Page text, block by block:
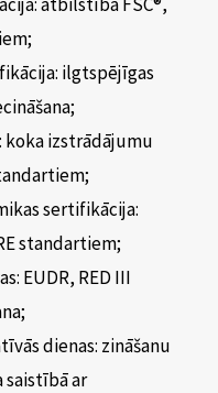
ilgtspējīgas
izstrādājumu
sertifikācija:
standartiem;
EUDR, RED III
dienas: zināšanu
ar